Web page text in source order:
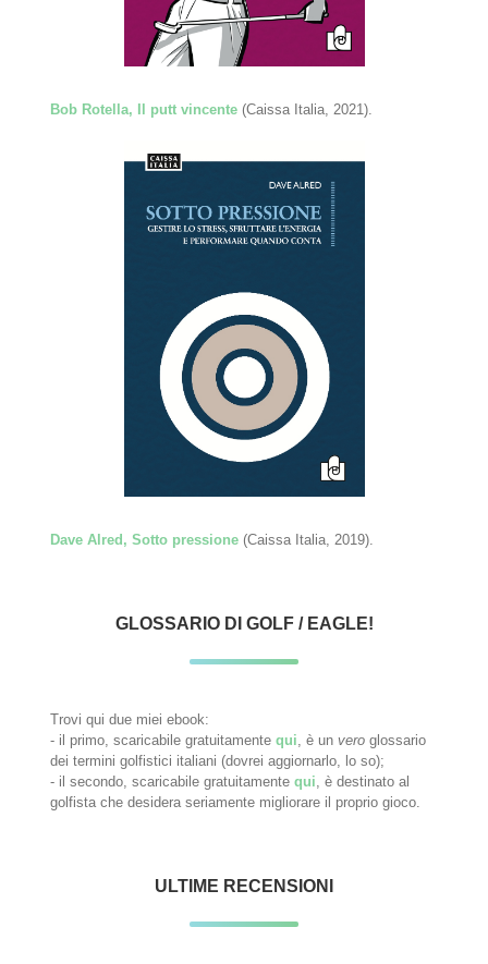
Bob Rotella, Il putt vincente (Caissa Italia, 2021).
Dave Alred, Sotto pressione (Caissa Italia, 2019).
GLOSSARIO DI GOLF / EAGLE!
Trovi qui due miei ebook:
- il primo, scaricabile gratuitamentequi, è unvero glossario
dei termini golfistici italiani (dovrei aggiornarlo, lo so);
- il secondo, scaricabile gratuitamentequi, è destinato al
golfista che desidera seriamente migliorare il proprio gioco.
ULTIME RECENSIONI